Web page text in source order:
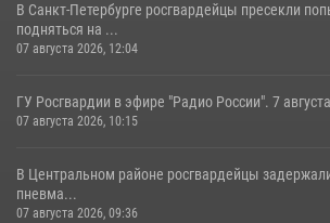
В Санкт-Петербурге росгвардейцы пресекли
подняться на ...
07 августа 2026, 12:04
ГУ Росгвардии в эфире "Радио России". 7 августа
07 августа 2026, 10:15
В Центральном районе росгвардейцы
пневма...
07 августа 2026, 09:36